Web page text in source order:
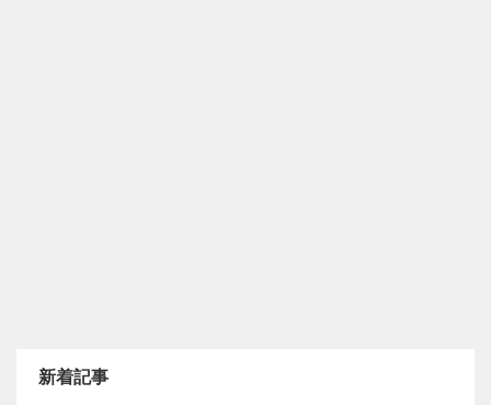
新着記事